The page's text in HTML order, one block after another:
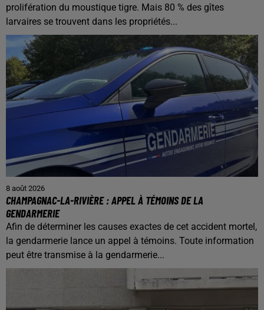
prolifération du moustique tigre. Mais 80 % des gîtes
larvaires se trouvent dans les propriétés...
8 août 2026
CHAMPAGNAC-LA-RIVIÈRE : APPEL À TÉMOINS DE LA
GENDARMERIE
Afin de déterminer les causes exactes de cet accident mortel,
la gendarmerie lance un appel à témoins. Toute information
peut être transmise à la gendarmerie...